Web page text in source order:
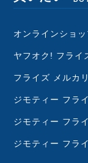
オンラインショ
ヤフオク! フライ
フライズ メルカ
ジモティー フラ
ジモティー フラ
ジモティー フラ